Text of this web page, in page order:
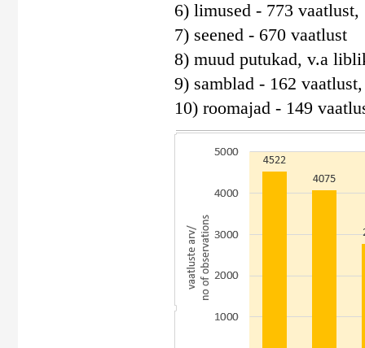
6) limused - 773 vaatlust,
7) seened - 670 vaatlust
8) muud putukad, v.a
9) samblad - 162 vaatlust,
10) roomajad - 149